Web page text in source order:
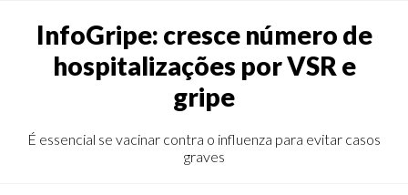
InfoGripe: cresce número de
hospitalizações por VSR e
gripe
É essencial se vacinar contra o influenza para evitar casos
graves